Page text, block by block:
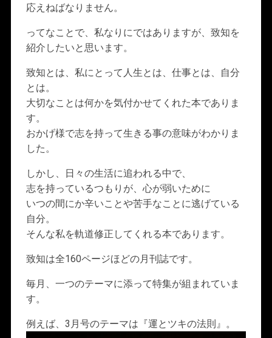
応えねばなりません。
ってなことで、私なりにではありますが、致知を
紹介したいと思います。
致知とは、私にとって人生とは、仕事とは、自分
とは。
大切なことは何かを気付かせてくれた本でありま
す。
おかげ様で志を持って生きる事の意味がわかりま
した。
しかし、日々の生活に追われる中で、
志を持っているつもりが、心が弱いために
いつの間にか辛いことや苦手なことに逃げている
自分。
そんな私を軌道修正してくれる本であります。
致知は全160ページほどの月刊誌です。
毎月、一つのテーマに添って特集が組まれていま
す。
例えば、3月号のテーマは『運とツキの法則』。